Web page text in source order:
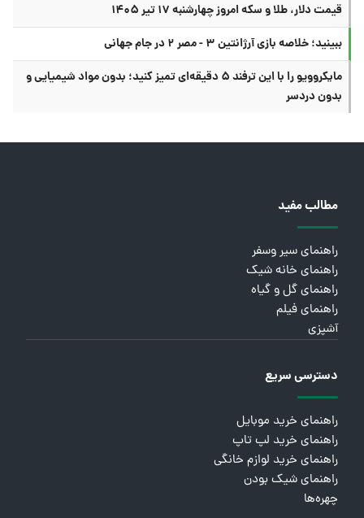
قیمت دلار، طلا و سکه امروز چهارشنبه ۱۷ تیر ۱۴۰۵
ببینید؛ خلاصه بازی آرژانتین ۳ - مصر ۲ در جام جهانی
مایکروویو را با این ترفند ۵ دقیقه‌ای تمیز کنید؛ بدون مواد شیمیایی و
بدون دردسر
مطالب مفید
راهنمای سیر وسفر
راهنمای خانه شیک
راهنمای گل و گیاه
راهنمای فیلم
آشپزی
دسترسی سریع
راهنمای خرید موبایل
راهنمای خرید لپ تاپ
راهنمای خرید لوازم خانگی
راهنمای شیک بودن
چهره‌ها